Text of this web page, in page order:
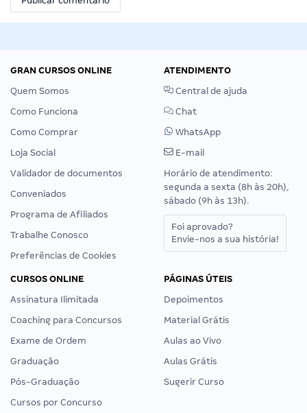
GRAN CURSOS ONLINE
Quem Somos
Como Funciona
Como Comprar
Loja Social
Validador de documentos
Conveniados
Programa de Afiliados
Trabalhe Conosco
Preferências de Cookies
ATENDIMENTO
Central de ajuda
Chat
WhatsApp
E-mail
Horário de atendimento:
segunda a sexta (8h às 20h),
sábado (9h às 13h).
Foi aprovado?
Envie-nos a sua história!
CURSOS ONLINE
Assinatura Ilimitada
Coaching para Concursos
Exame de Ordem
Graduação
Pós-Graduação
Cursos por Concurso
PÁGINAS ÚTEIS
Depoimentos
Material Grátis
Aulas ao Vivo
Aulas Grátis
Sugerir Curso